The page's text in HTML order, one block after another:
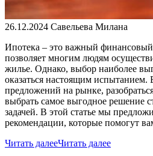
26.12.2024 Савельева Милана
Ипотека – это важный
позволяет многим людям
жилье. Однако, выбор наиболее
оказаться настоящим испытанием.
предложений на рынке,
выбрать самое выгодное решение
задачей. В этой статье мы
рекомендации, которые помогут
Читать далееЧитать далее